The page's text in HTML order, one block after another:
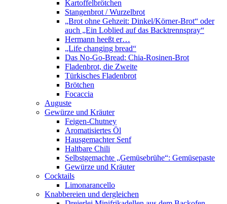
Kartoffelbrötchen
Stangenbrot / Wurzelbrot
„Brot ohne Gehzeit: Dinkel/Körner-Brot“ oder
auch „Ein Loblied auf das Backtrennspray“
Hermann heeßt er…
„Life changing bread“
Das No-Go-Bread: Chia-Rosinen-Brot
Fladenbrot, die Zweite
Türkisches Fladenbrot
Brötchen
Focaccia
Auguste
Gewürze und Kräuter
Feigen-Chutney
Aromatisiertes Öl
Hausgemachter Senf
Haltbare Chili
Selbstgemachte „Gemüsebrühe“: Gemüsepaste
Gewürze und Kräuter
Cocktails
Limonarancello
Knabbereien und dergleichen